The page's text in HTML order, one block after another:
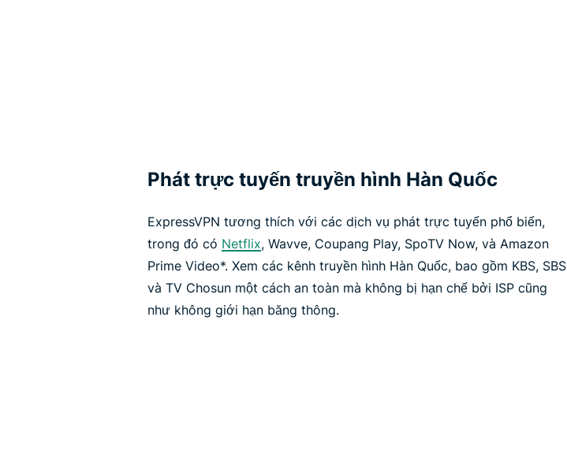
Phát trực tuyến truyền hình Hàn Quốc
ExpressVPN tương thích với các dịch vụ phát trực tuyến phổ biến,
trong đó có Netflix, Wavve, Coupang Play, SpoTV Now, và Amazon
Prime Video*. Xem các kênh truyền hình Hàn Quốc, bao gồm KBS, SBS
và TV Chosun một cách an toàn mà không bị hạn chế bởi ISP cũng
như không giới hạn băng thông.